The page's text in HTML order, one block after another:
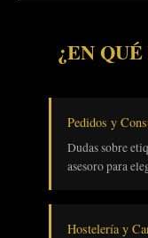
¿EN
Pedidos y
Dudas sobre
asesoro para
Hostelería y